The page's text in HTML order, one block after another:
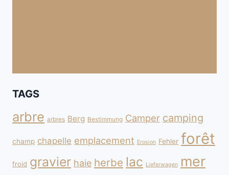
TAGS
arbre arbres Berg Bestimmung Camper camping
champ chapelle emplacement Erosion Fehler forêt
froid gravier haie herbe lac Lieferwagen mer